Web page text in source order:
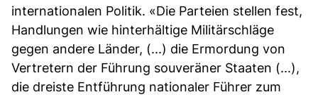
internationalen Politik. «Die Parteien stellen fest,
Handlungen wie hinterhältige Militärschläge
gegen andere Länder, (...) die Ermordung von
Vertretern der Führung souveräner Staaten (...),
die dreiste Entführung nationaler Führer zum